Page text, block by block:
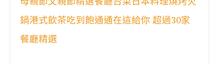
鍋港式飲茶吃到飽通通在這給你 超過30家
餐廳精選